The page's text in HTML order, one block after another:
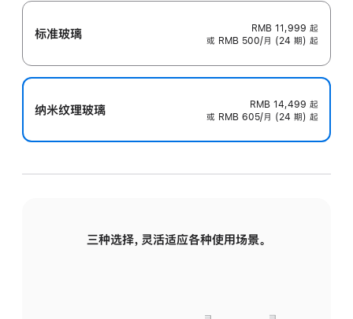
标准玻璃 RMB 11,999 起
或 RMB 500/月 (24 期) 起
纳米纹理玻璃 RMB 14,499 起
或 RMB 605/月 (24 期) 起
三种选择，灵活适应各种使用场景。